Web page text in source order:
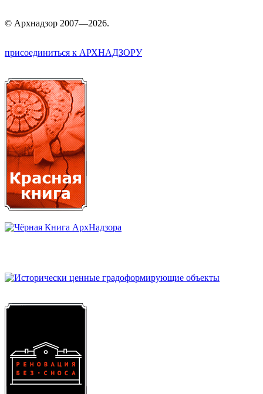
© Архнадзор 2007—2026.
присоединиться к АРХНАДЗОРУ